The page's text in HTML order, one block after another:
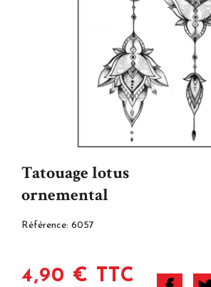
Tatouage lotus
ornemental
Référence: 6057
4,90 € TTC